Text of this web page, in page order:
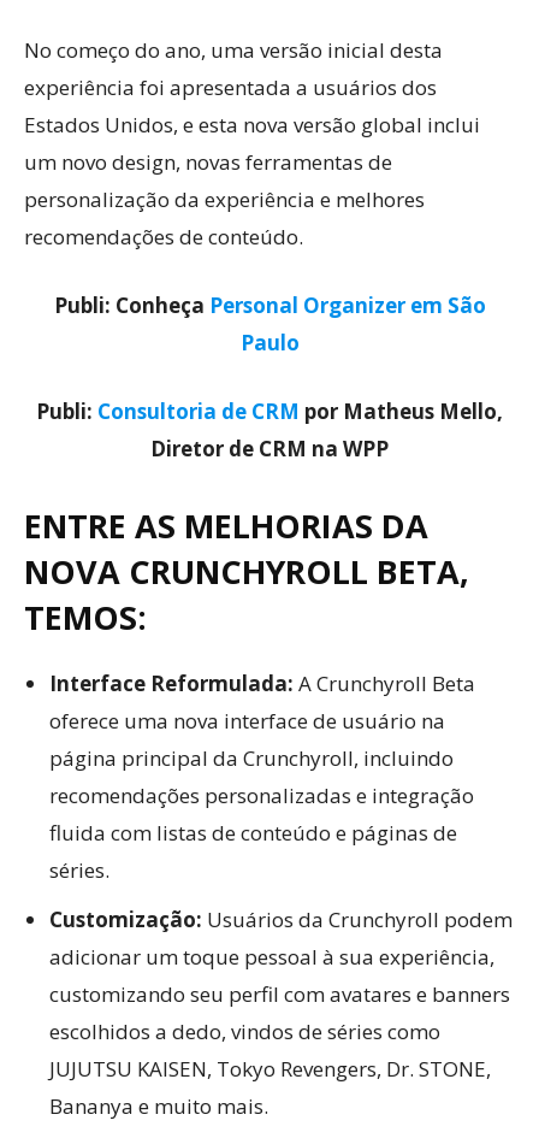
No começo do ano, uma versão inicial desta
experiência foi apresentada a usuários dos
Estados Unidos, e esta nova versão global inclui
um novo design, novas ferramentas de
personalização da experiência e melhores
recomendações de conteúdo.
Publi: Conheça Personal Organizer em São
Paulo
Publi: Consultoria de CRM por Matheus Mello,
Diretor de CRM na WPP
ENTRE AS MELHORIAS DA
NOVA CRUNCHYROLL BETA,
TEMOS:
Interface Reformulada: A Crunchyroll Beta
oferece uma nova interface de usuário na
página principal da Crunchyroll, incluindo
recomendações personalizadas e integração
fluida com listas de conteúdo e páginas de
séries.
Customização: Usuários da Crunchyroll podem
adicionar um toque pessoal à sua experiência,
customizando seu perfil com avatares e banners
escolhidos a dedo, vindos de séries como
JUJUTSU KAISEN, Tokyo Revengers, Dr. STONE,
Bananya e muito mais.